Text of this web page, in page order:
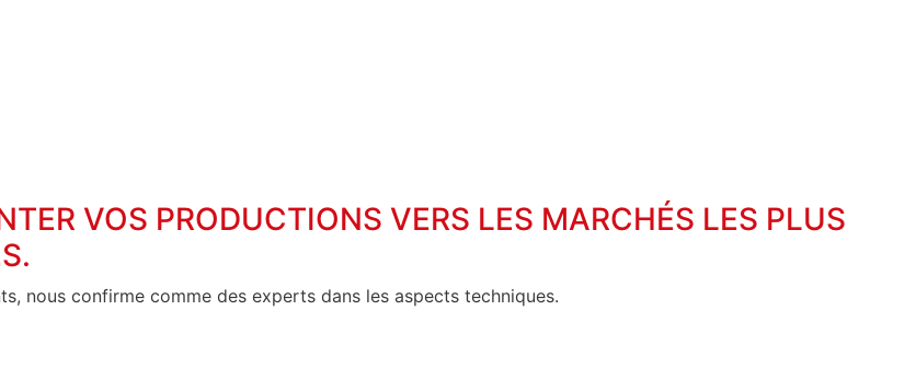
VOS PRODUCTIONS VERS LES MARCHÉS LES PLUS
nous confirme comme des experts dans les aspects techniques.